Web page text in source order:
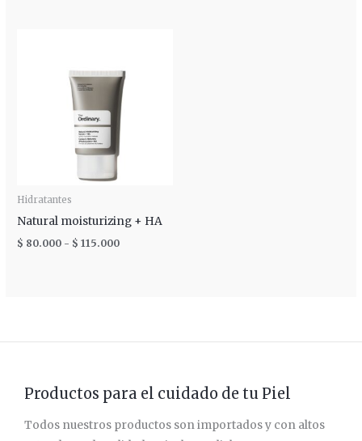
Hidratantes
Natural moisturizing + HA
$ 80.000 - $ 115.000
desde
$ 80.000
hasta
$ 115.000
Productos para el cuidado de tu Piel
Todos nuestros productos son importados y con altos